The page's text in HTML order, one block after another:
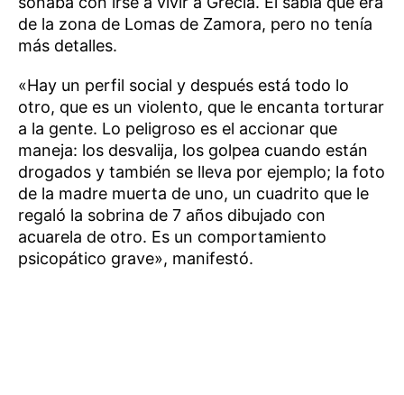
de la zona de Lomas de Zamora, pero no tenía
más detalles.
«Hay un perfil social y después está todo lo
otro, que es un violento, que le encanta torturar
a la gente. Lo peligroso es el accionar que
maneja: los desvalija, los golpea cuando están
drogados y también se lleva por ejemplo; la foto
de la madre muerta de uno, un cuadrito que le
regaló la sobrina de 7 años dibujado con
acuarela de otro. Es un comportamiento
psicopático grave», manifestó.